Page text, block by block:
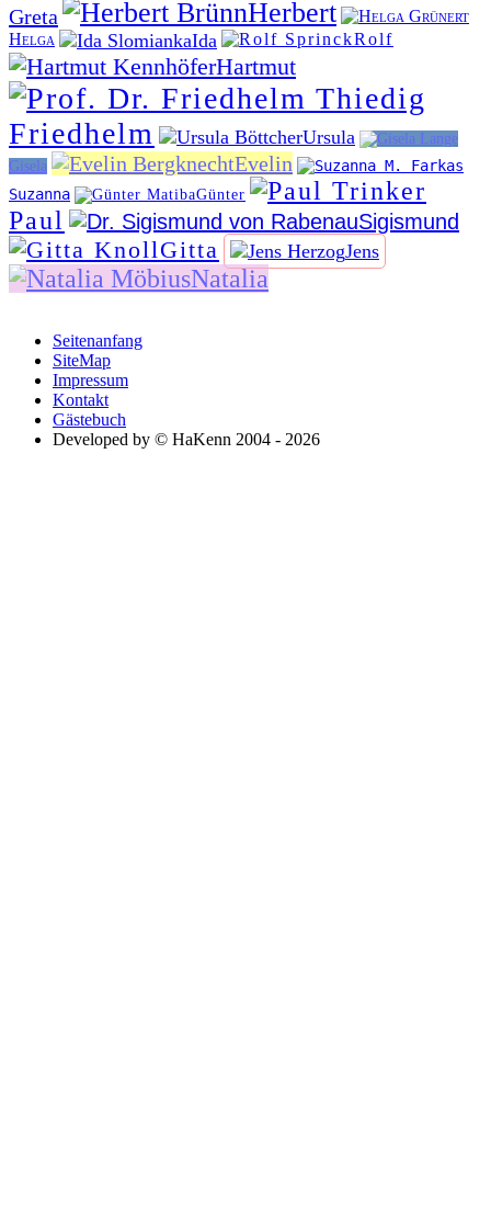
Greta Herbert
Helga Ida Rolf
Hartmut
Friedhelm Ursula
Gisela Evelin
Suzanna Günter
Paul Sigismund
Gitta Jens
Natalia
Seitenanfang
SiteMap
Impressum
Kontakt
Gästebuch
Developed by © HaKenn 2004 - 2026